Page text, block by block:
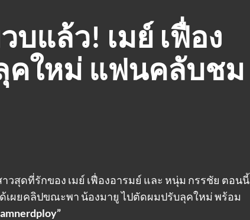
บแล้ว! เมย์ เฟื่อง
คใหม่ แฟนคลับชม
วสุดที่รักของ เมย์ เฟื่องอารมย์ และ หนุ่ม กรรชัย ตอนนี้
ด้เผยคลิปขณะพา น้องมายู ไปตัดผมปรับลุคใหม่ พร้อม